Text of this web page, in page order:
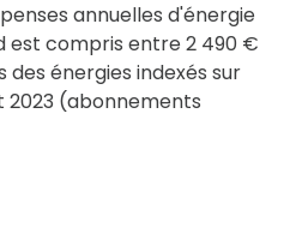
annuelles d'énergie
est compris entre 2 490 €
des énergies indexés sur
2023 (abonnements